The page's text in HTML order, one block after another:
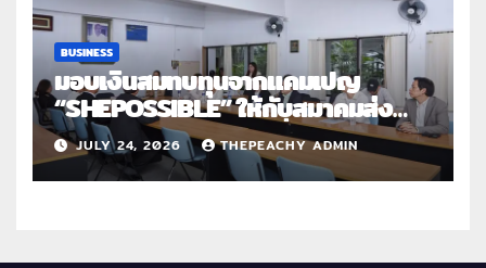
BUSINESS
มอบเงินสมทบทุนจากแคมเปญ
“SHEPOSSIBLE” ให้กับสมาคมส่ง
เสริมสถานภาพสตรีฯ เนื่องในวันสตรี
สากล 2569
JULY 24, 2026 THEPEACHY ADMIN